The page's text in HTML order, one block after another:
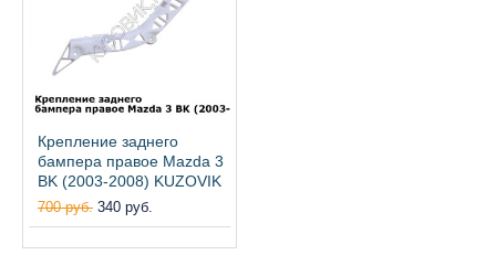
Крепление заднего
бампера правое Mazda 3
BK (2003-2008) KUZOVIK
700 руб. 340 руб.